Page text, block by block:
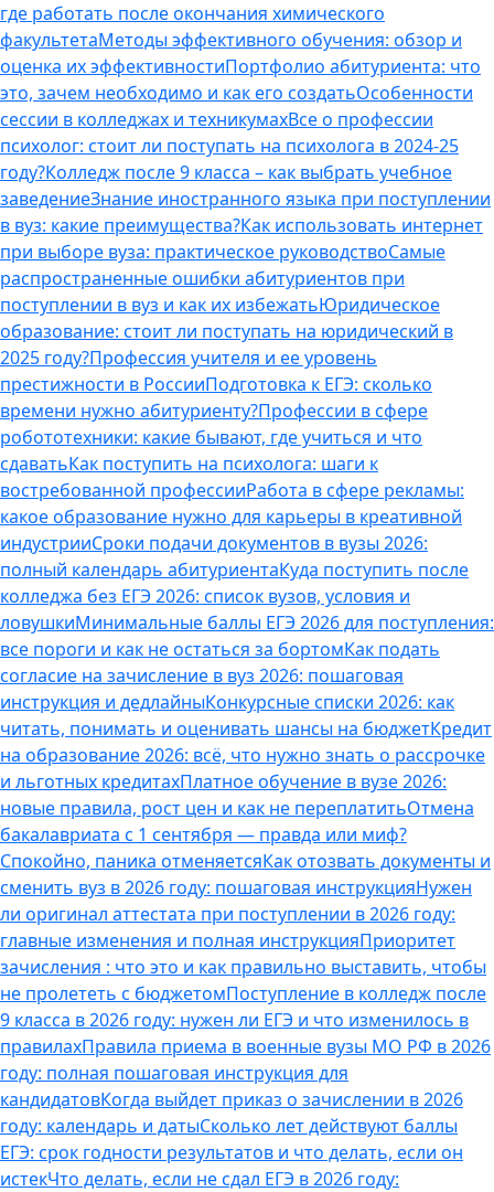
где работать после окончания химического
факультетаМетоды эффективного обучения: обзор и
оценка их эффективностиПортфолио абитуриента: что
это, зачем необходимо и как его создатьОсобенности
сессии в колледжах и техникумахВсе о профессии
психолог: стоит ли поступать на психолога в 2024-25
году?Колледж после 9 класса – как выбрать учебное
заведениеЗнание иностранного языка при поступлении
в вуз: какие преимущества?Как использовать интернет
при выборе вуза: практическое руководствоСамые
распространенные ошибки абитуриентов при
поступлении в вуз и как их избежатьЮридическое
образование: стоит ли поступать на юридический в
2025 году?Профессия учителя и ее уровень
престижности в РоссииПодготовка к ЕГЭ: сколько
времени нужно абитуриенту?Профессии в сфере
робототехники: какие бывают, где учиться и что
сдаватьКак поступить на психолога: шаги к
востребованной профессииРабота в сфере рекламы:
какое образование нужно для карьеры в креативной
индустрииСроки подачи документов в вузы 2026:
полный календарь абитуриентаКуда поступить после
колледжа без ЕГЭ 2026: список вузов, условия и
ловушкиМинимальные баллы ЕГЭ 2026 для поступления:
все пороги и как не остаться за бортомКак подать
согласие на зачисление в вуз 2026: пошаговая
инструкция и дедлайныКонкурсные списки 2026: как
читать, понимать и оценивать шансы на бюджетКредит
на образование 2026: всё, что нужно знать о рассрочке
и льготных кредитахПлатное обучение в вузе 2026:
новые правила, рост цен и как не переплатитьОтмена
бакалавриата с 1 сентября — правда или миф?
Спокойно, паника отменяетсяКак отозвать документы и
сменить вуз в 2026 году: пошаговая инструкцияНужен
ли оригинал аттестата при поступлении в 2026 году:
главные изменения и полная инструкцияПриоритет
зачисления : что это и как правильно выставить, чтобы
не пролететь с бюджетомПоступление в колледж после
9 класса в 2026 году: нужен ли ЕГЭ и что изменилось в
правилахПравила приема в военные вузы МО РФ в 2026
году: полная пошаговая инструкция для
кандидатовКогда выйдет приказ о зачислении в 2026
году: календарь и датыСколько лет действуют баллы
ЕГЭ: срок годности результатов и что делать, если он
истекЧто делать, если не сдал ЕГЭ в 2026 году: